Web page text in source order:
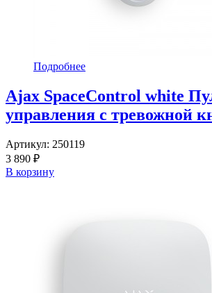
Подробнее
Ajax SpaceControl white
управления с тревожной
Артикул: 250119
3 890 ₽
В корзину